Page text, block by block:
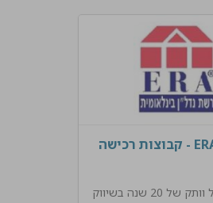
ERA GROUP - קבוצות רכישה
משרדנו בעל וותק של 20 שנה בשיווק